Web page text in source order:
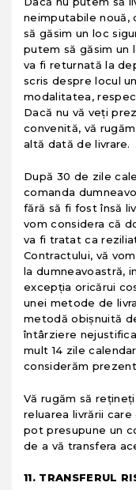
neimputabile nouă,
să găsim un loc
putem să găsim un
va fi returnată la
scris despre locul
modalitatea,
Dacă nu vă veţi
convenită, vă
altă dată de livrare.
După 30 de zile
comanda
fără să fi fost însă
vom considera că
va fi tratat ca
Contractului, vă
la dumneavoastră,
excepţia oricărui
unei metode de
metodă obişnuită
întârziere
mult 14 zile
considerăm
Vă rugăm să
reluarea livrării
pot presupune un
de a vă transfera
11. TRANSFERUL